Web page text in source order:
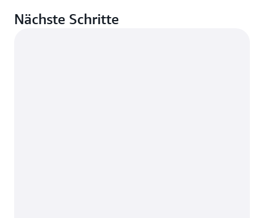
Nächste Schritte